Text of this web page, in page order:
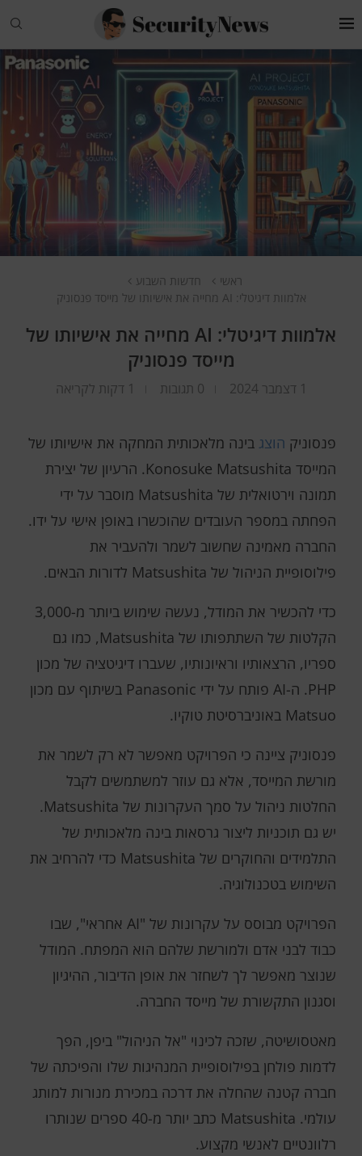
ראשי
חדשות השבוע
אלמוות דיגיטלי: AI מחייה את אישיותו של מייסד פנסוניק
אלמוות דיגיטלי: AI מחייה את אישיותו של
מייסד פנסוניק
1 דצמבר 2024 0 תגובות 1 דקות לקריאה
פנסוניק הוצג בינה מלאכותית המחקה את אישיותו של
המייסד Konosuke Matsushita. הרעיון של יצירת
תמונה וירטואלית של Matsushita מוסבר על ידי
הפחתה במספר העובדים שהוכשרו באופן אישי על ידו.
החברה מאמינה שחשוב לשמר ולהעביר את
פילוסופיית הניהול של Matsushita לדורות הבאים.
כדי להכשיר את המודל, נעשה שימוש ביותר מ-3,000
הקלטות של השתתפותו של Matsushita, כמו גם
ספריו, הרצאותיו וראיונותיו, שעברו דיגיטציה של מכון
PHP. ה-AI פותח על ידי Panasonic בשיתוף עם מכון
Matsuo באוניברסיטת טוקיו.
פנסוניק ציינה כי הפרויקט מאפשר לא רק לשמר את
מורשת המייסד, אלא גם עוזר למשתמשים לקבל
החלטות ניהול על סמך העקרונות של Matsushita.
יש גם תוכניות ליצור גרסאות בינה מלאכותית של
התלמידים והחוקרים של Matsushita כדי להרחיב את
השימוש בטכנולוגיה.
הפרויקט מבוסס על עקרונות של "AI אחראי", שבו
כבוד לבני אדם ולמורשת שלהם הוא המפתח. המודל
שנוצר מאפשר לך לשחזר את אופן הדיבור, ההיגיון
וסגנון התקשורת של מייסד החברה.
מאטסושיטה, שזכה לכינוי "אל הניהול" ביפן, הפך
לדמות פולחן בפילוסופיית המנהיגות שלו והפיכתה של
חברה קטנה שהחלה את דרכה במכירת מנורות למותג
עולמי. Matsushita כתב יותר מ-40 ספרים שנותרו
רלוונטיים לאנשי מקצוע.